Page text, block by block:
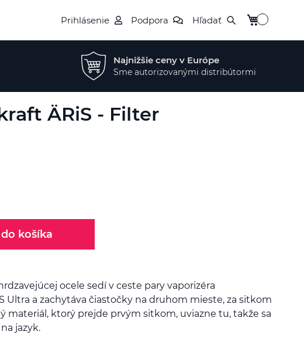
Prihlásenie Podpora Hľadať Môj košík
Najnižšie ceny v Európe
Sme autorizovanými distribútormi
ÄRiS - Filter
košíka
ocele sedí v ceste pary vaporizéra
Ultra a zachytáva čiastočky na druhom mieste, za sitkom
materiál, ktorý prejde prvým sitkom, uviazne tu, takže sa
jazyk.